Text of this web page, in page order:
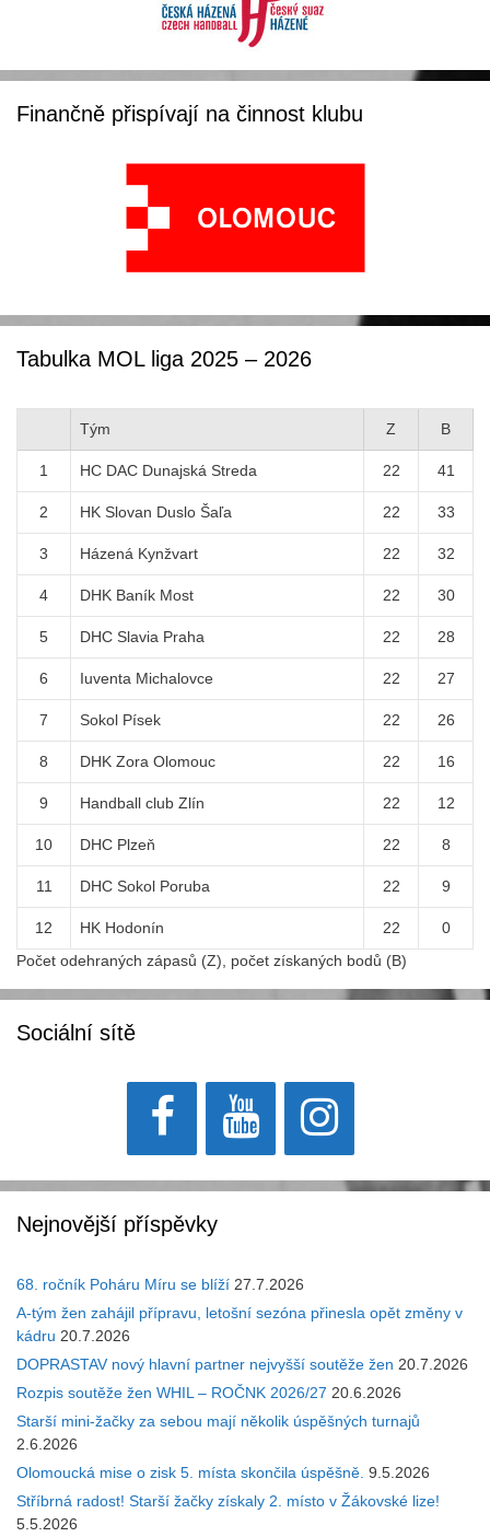
Finančně přispívají na činnost klubu
Tabulka MOL liga 2025 – 2026
Tým Z B
1 HC DAC Dunajská Streda 22 41
2 HK Slovan Duslo Šaľa 22 33
3 Házená Kynžvart 22 32
4 DHK Baník Most 22 30
5 DHC Slavia Praha 22 28
6 Iuventa Michalovce 22 27
7 Sokol Písek 22 26
8 DHK Zora Olomouc 22 16
9 Handball club Zlín 22 12
10 DHC Plzeň 22 8
11 DHC Sokol Poruba 22 9
12 HK Hodonín 22
0
Počet odehraných zápasů (Z), počet získaných bodů (B)
Sociální sítě
Nejnovější příspěvky
68. ročník Poháru Míru se blíží 27.7.2026
A-tým žen zahájil přípravu, letošní sezóna přinesla opět změny v
kádru 20.7.2026
DOPRASTAV nový hlavní partner nejvyšší soutěže žen 20.7.2026
Rozpis soutěže žen WHIL – ROČNK 2026/27 20.6.2026
Starší mini-žačky za sebou mají několik úspěšných turnajů
2.6.2026
Olomoucká mise o zisk 5. místa skončila úspěšně. 9.5.2026
Stříbrná radost! Starší žačky získaly 2. místo v Žákovské lize!
5.5.2026